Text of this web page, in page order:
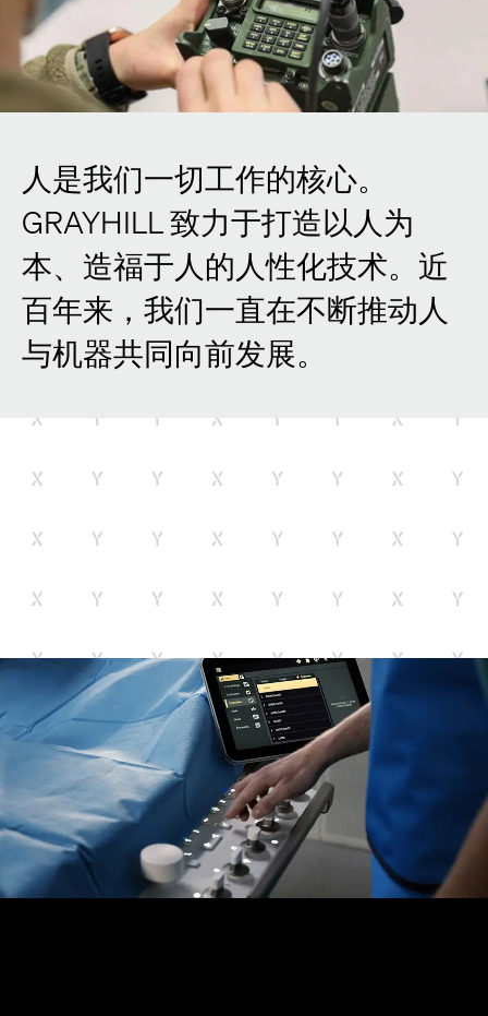
人是我们一切工作的核心。
GRAYHILL 致力于打造以人为
本、造福于人的人性化技术。近
百年来，我们一直在不断推动人
与机器共同向前发展。